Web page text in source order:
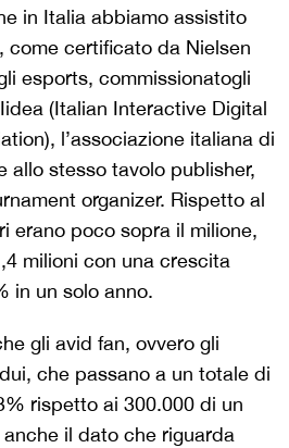
in Italia abbiamo assistito
come certificato da Nielsen
esports, commissionatogli
(Italian Interactive Digital
l’associazione italiana di
allo stesso tavolo publisher,
organizer. Rispetto al
erano poco sopra il milione,
milioni con una crescita
in un solo anno.
gli avid fan, ovvero gli
che passano a un totale di
rispetto ai 300.000 di un
il dato che riguarda